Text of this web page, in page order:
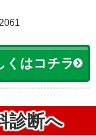
くはコチラ
診断へ